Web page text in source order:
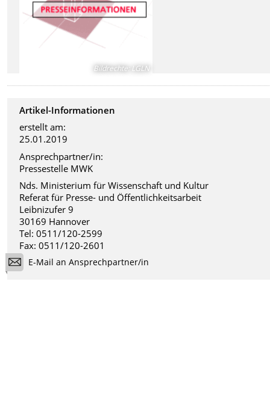
Bildrechte: LGLN
Artikel-Informationen
erstellt am:
25.01.2019
Ansprechpartner/in:
Pressestelle MWK
Nds. Ministerium für Wissenschaft und Kultur
Referat für Presse- und Öffentlichkeitsarbeit
Leibnizufer 9
30169 Hannover
Tel: 0511/120-2599
Fax: 0511/120-2601
E-Mail an Ansprechpartner/in